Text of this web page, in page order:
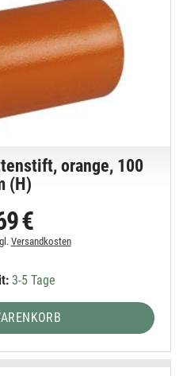
orange, 100
(H)
€
Versandkosten
3-5 Tage